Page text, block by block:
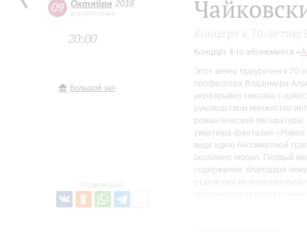
09 Октября 2016
воскресенье
20:00
Большой зал
Поделиться:
Концерт 4-го абонемента «
Этот вечер приурочен к 70-
профессора Владимира
неразрывно связана с
руководством множество
романтической
увертюра-фантазия
виде идею бессмертной
особенно любил. Первый
содержания, благодаря
отделении вечера